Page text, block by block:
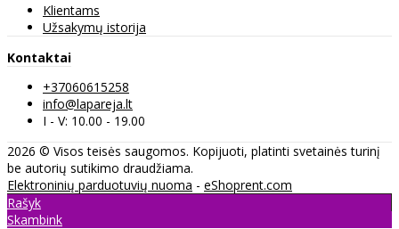
Klientams
Užsakymų istorija
Kontaktai
+37060615258
info@lapareja.lt
I - V: 10.00 - 19.00
2026 © Visos teisės saugomos. Kopijuoti, platinti svetainės turinį
be autorių sutikimo draudžiama.
Elektroninių parduotuvių nuoma - eShoprent.com
Rašyk
Skambink